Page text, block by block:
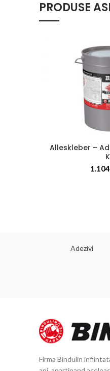
PRODUSE
Alleskleber –
Adezivi
Firma Bindulin